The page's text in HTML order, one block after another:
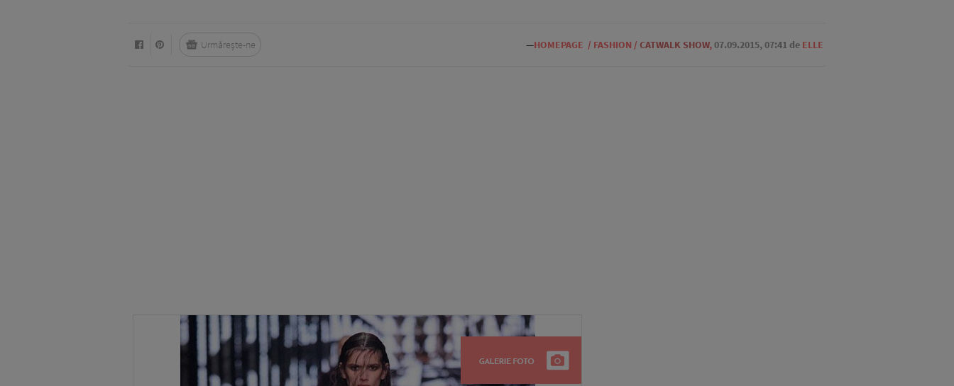
—HOMEPAGE / FASHION / CATWALK SHOW,07.09.2015, 07:41 de ELLE
Urmărește-ne